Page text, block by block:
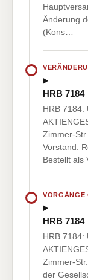
Änderung
(Kons…
HRB 7184
HRB 7184:
Zimmer-
Vorstand:
Bestellt als
VORGÄNGE
HRB 7184
HRB 7184:
Zimmer-
der